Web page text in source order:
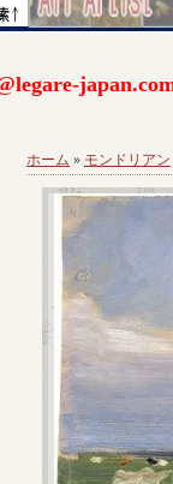
ホーム » モンドリアン